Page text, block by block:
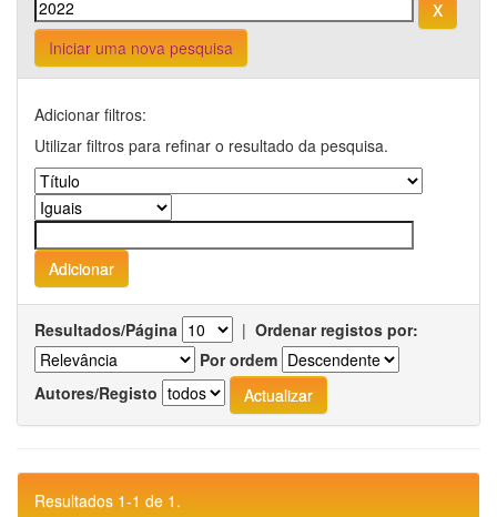
Iniciar uma nova pesquisa
Adicionar filtros:
Utilizar filtros para refinar o resultado da pesquisa.
Resultados/Página | Ordenar registos por:
Por ordem
Autores/Registo
Resultados 1-1 de 1.